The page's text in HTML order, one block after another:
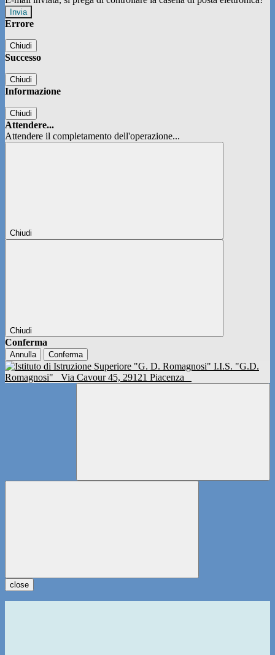
Errore
Chiudi
Successo
Chiudi
Informazione
Chiudi
Attendere...
Attendere il completamento dell'operazione...
Chiudi
Chiudi
Conferma
Annulla Conferma
I.I.S. "G.D.
Romagnosi"
Via Cavour 45, 29121 Piacenza
close